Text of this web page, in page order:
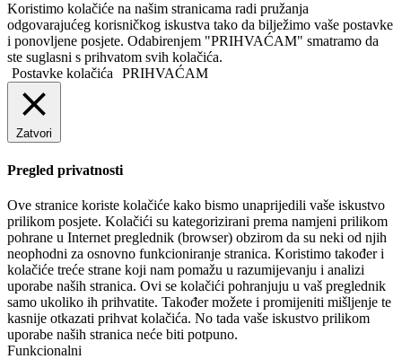
Koristimo kolačiće na našim stranicama radi pružanja
odgovarajućeg korisničkog iskustva tako da bilježimo vaše postavke
i ponovljene posjete. Odabirenjem "PRIHVAĆAM" smatramo da
ste suglasni s prihvatom svih kolačića.
Postavke kolačića
PRIHVAĆAM
Zatvori
Pregled privatnosti
Ove stranice koriste kolačiće kako bismo unaprijedili vaše iskustvo
prilikom posjete. Kolačići su kategorizirani prema namjeni prilikom
pohrane u Internet preglednik (browser) obzirom da su neki od njih
neophodni za osnovno funkcioniranje stranica. Koristimo također i
kolačiće treće strane koji nam pomažu u razumijevanju i analizi
uporabe naših stranica. Ovi se kolačići pohranjuju u vaš preglednik
samo ukoliko ih prihvatite. Također možete i promijeniti mišljenje te
kasnije otkazati prihvat kolačića. No tada vaše iskustvo prilikom
uporabe naših stranica neće biti potpuno.
Funkcionalni